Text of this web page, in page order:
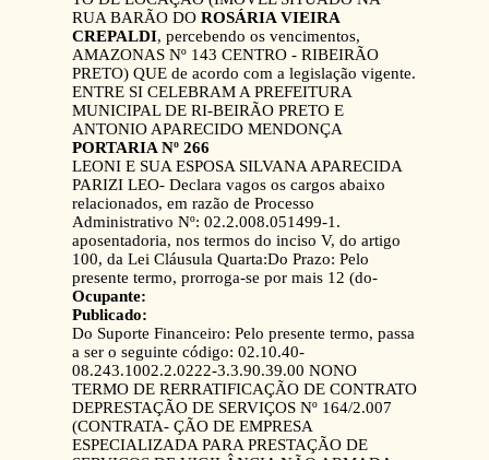
RUA BARÃO DO ROSÁRIA VIEIRA
CREPALDI, percebendo os vencimentos,
AMAZONAS Nº 143 CENTRO - RIBEIRÃO
PRETO) QUE de acordo com a legislação vigente.
ENTRE SI CELEBRAM A PREFEITURA
MUNICIPAL DE RI-BEIRÃO PRETO E
ANTONIO APARECIDO MENDONÇA
PORTARIA Nº 266
LEONI E SUA ESPOSA SILVANA APARECIDA
PARIZI LEO- Declara vagos os cargos abaixo
relacionados, em razão de Processo
Administrativo Nº: 02.2.008.051499-1.
aposentadoria, nos termos do inciso V, do artigo
100, da Lei Cláusula Quarta:Do Prazo: Pelo
presente termo, prorroga-se por mais 12 (do-
Ocupante:
Publicado:
Do Suporte Financeiro: Pelo presente termo, passa
a ser o seguinte código: 02.10.40-
08.243.1002.2.0222-3.3.90.39.00 NONO
TERMO DE RERRATIFICAÇÃO DE CONTRATO
DEPRESTAÇÃO DE SERVIÇOS Nº 164/2.007
(CONTRATA- ÇÃO DE EMPRESA
ESPECIALIZADA PARA PRESTAÇÃO DE